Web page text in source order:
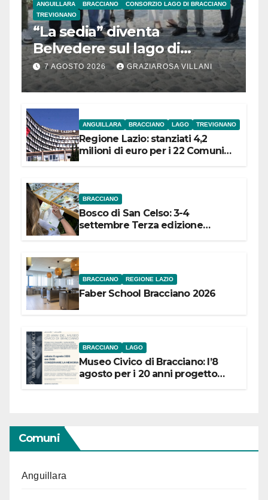
ANGUILLARA BRACCIANO
CONSORZIO LAGO DI BRACCIANO
TREVIGNANO
“La sedia” diventa
Belvedere sul lago di
Bracciano: ieri
l’inaugurazione
7 AGOSTO 2026 GRAZIAROSA VILLANI
ANGUILLARA BRACCIANO LAGO TREVIGNANO
Regione Lazio: stanziati 4,2
milioni di euro per i 22 Comuni
BRACCIANO
Bosco di San Celso: 3-4
settembre Terza edizione
BRACCIANO REGIONE LAZIO
Faber School Bracciano 2026
BRACCIANO LAGO
Museo Civico di Bracciano: l’8
agosto per i 20 anni progetto
Comuni
Anguillara